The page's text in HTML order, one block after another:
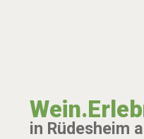
in Rüdesheim